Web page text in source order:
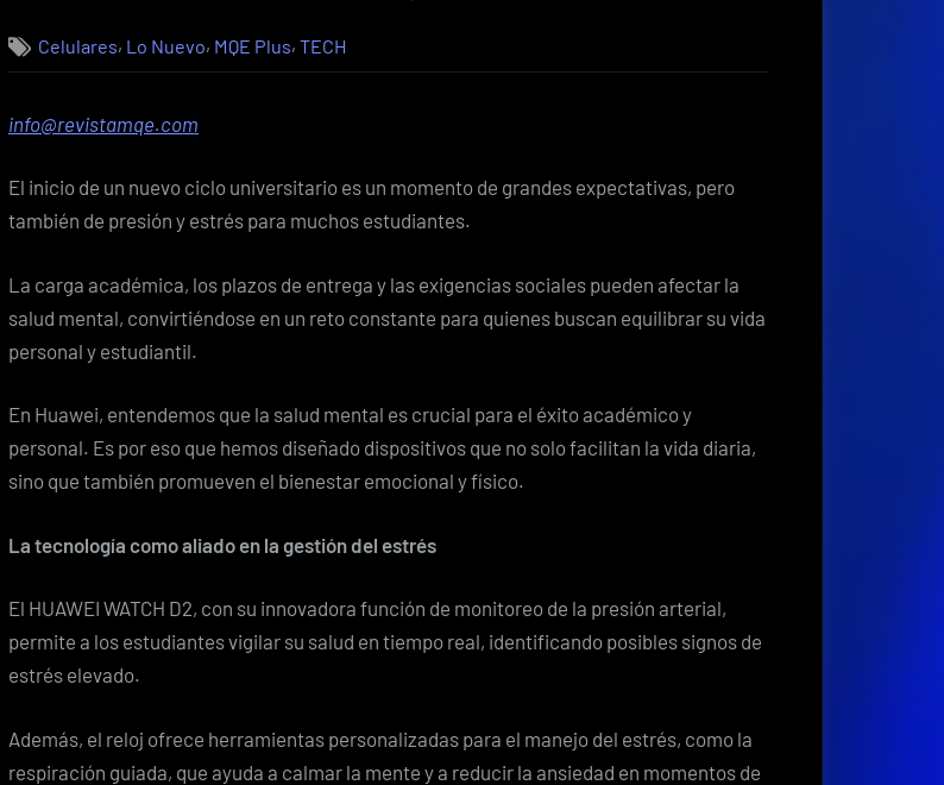
el
HUAWEI
estudiantes
a
Celulares, Lo Nuevo, MQE Plus,TECH
info@revistamqe.com
El inicio de un nuevo ciclo universitario es un momento de grandes expectativas, pero
también de presión y estrés para muchos estudiantes.
La carga académica, los plazos de entrega y las exigencias sociales pueden afectar la
salud mental, convirtiéndose en un reto constante para quienes buscan equilibrar su vida
personal y estudiantil.
En Huawei, entendemos que la salud mental es crucial para el éxito académico y
personal. Es por eso que hemos diseñado dispositivos que no solo facilitan la vida diaria,
sino que también promueven el bienestar emocional y físico.
La tecnología como aliado en la gestión del estrés
El HUAWEI WATCH D2, con su innovadora función de monitoreo de la presión arterial,
permite a los estudiantes vigilar su salud en tiempo real, identificando posibles signos de
estrés elevado.
Además, el reloj ofrece herramientas personalizadas para el manejo del estrés, como la
respiración guiada, que ayuda a calmar la mente y a reducir la ansiedad en momentos de